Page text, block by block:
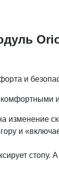
и
изменение
и